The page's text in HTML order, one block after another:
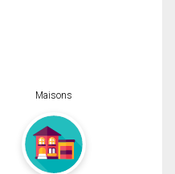
Maisons